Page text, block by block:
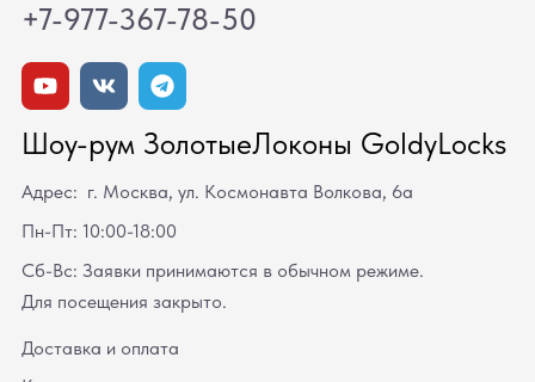
+7-977-367-78-50
Шоу-рум ЗолотыеЛоконы GoldyLocks
Адрес: г. Москва, ул. Космонавта Волкова, 6а
Пн-Пт: 10:00-18:00
Сб-Вс: Заявки принимаются в обычном режиме.
Для посещения закрыто.
Доставка и оплата